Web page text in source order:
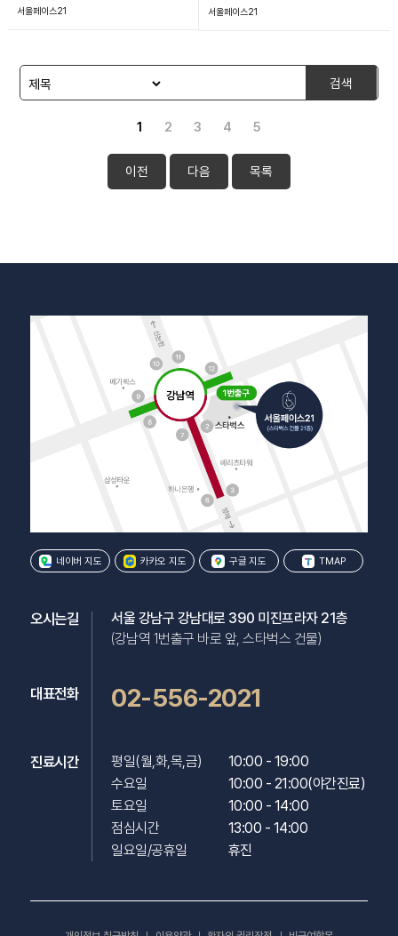
서울페이스21 서울페이스21
검색
1 2 3 4 5
이전 다음 목록
네이버 지도 카카오 지도 구글 지도 TMAP
오시는길
서울 강남구 강남대로 390 미진프라자 21층
(강남역 1번출구 바로 앞, 스타벅스 건물)
대표전화 02-556-2021
진료시간
평일(월,화,목,금)
수요일
토요일
점심시간
일요일/공휴일
10:00 - 19:00
10:00 - 21:00(야간진료)
10:00 - 14:00
13:00 - 14:00
휴진